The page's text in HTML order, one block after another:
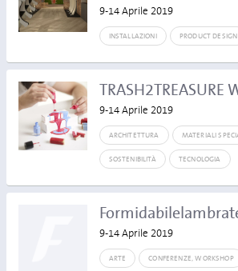
9-14 Aprile 2019
INSTALLAZIONI PRODUCT DESIGN
TRASH2TREASURE
9-14 Aprile 2019
ARCHITETTURA MATERIALI
SOSTENIBILITÀ TECNOLOGIA
9-14 Aprile 2019
ARTE CONFERENZE, WORKSHOP